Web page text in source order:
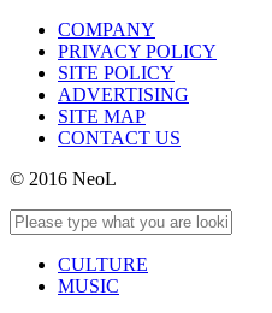
COMPANY
PRIVACY POLICY
SITE POLICY
ADVERTISING
SITE MAP
CONTACT US
© 2016 NeoL
CULTURE
MUSIC